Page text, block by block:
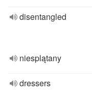
disentangled
niesplątany
dressers